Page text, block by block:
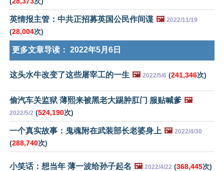
英情报主管：中共正招募英国公民作间谍 🖼️ 2022/11/19
(28,004次)
更多文章导读： 2022年5月6日
这头水牛改变了这些屠宰工的一生 🖼️ 2022/5/6 (241,346次)
偷汽车关监狱 薄熙来被黑老大踢肿肛门 服贴喊爹 🖼️
2022/5/2 (524,190次)
一个真实故事：鬼魂附在武装部长老婆身上 🖼️ 2022/4/30
(288,740次)
小笑话：想当年 薄一波给孙子起名 🖼️ 2022/4/22 (368,445次)